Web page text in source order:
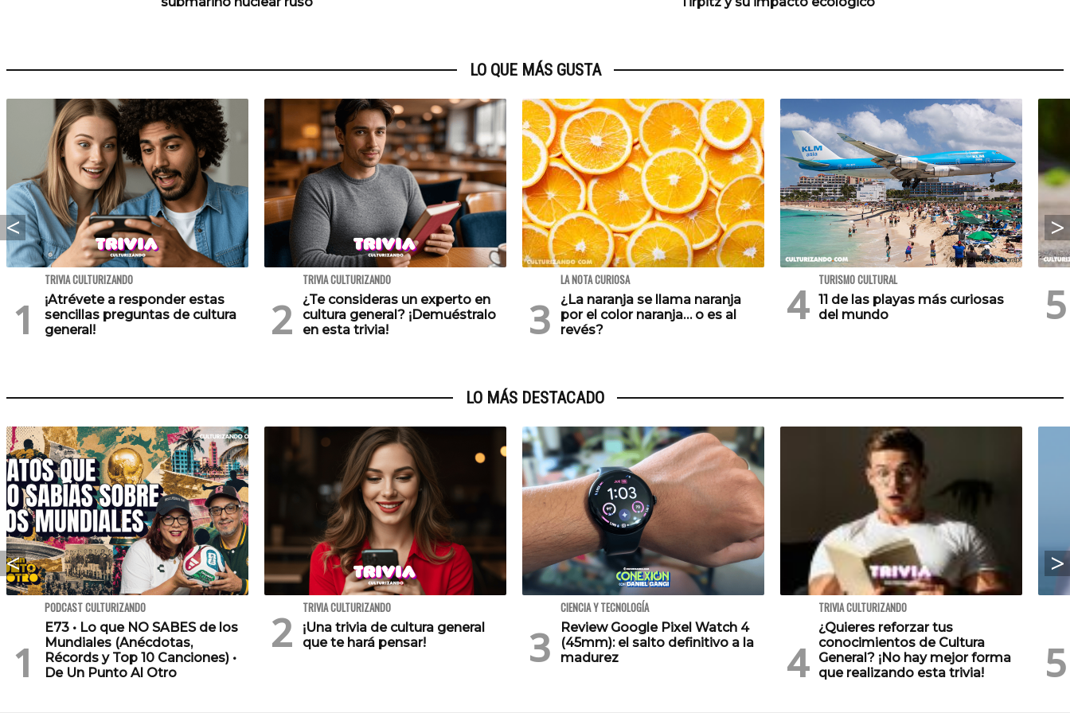
LO QUE MÁS GUSTA
TRIVIA CULTURIZANDO
¡Atrévete a responder estas
sencillas preguntas de cultura
general!
TRIVIA CULTURIZANDO
¿Te consideras un experto en
cultura general? ¡Demuéstralo
en esta trivia!
LA NOTA CURIOSA
¿La naranja se llama naranja
por el color naranja… o es al
revés?
TURISMO CULTURAL
11 de las playas más curiosas
del mundo
LO MÁS DESTACADO
PODCAST CULTURIZANDO
E73 • Lo que NO SABES de los
Mundiales (Anécdotas,
Récords y Top 10 Canciones) •
De Un Punto Al Otro
TRIVIA CULTURIZANDO
¡Una trivia de cultura general
que te hará pensar!
CIENCIA Y TECNOLOGÍA
Review Google Pixel Watch 4
(45mm): el salto definitivo a la
madurez
TRIVIA CULTURIZANDO
¿Quieres reforzar tus
conocimientos de Cultura
General? ¡No hay mejor forma
que realizando esta trivia!